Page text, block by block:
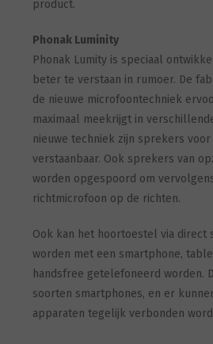
product.
Phonak Luminity
Phonak Lumity is speciaal
beter te verstaan in rumoer. De
de nieuwe microfoontechniek
maximaal meekrijgt in
nieuwe techniek zijn sprekers
verstaanbaar. Ook sprekers van
worden opgespoord om
richtmicrofoon op de richten.
Ook kan het hoortoestel via direct
worden met een smartphone,
handsfree getelefoneerd worden.
soorten smartphones, en er
apparaten tegelijk verbonden